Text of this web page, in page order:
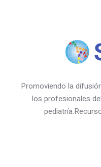
Promoviendo la
los profesionales